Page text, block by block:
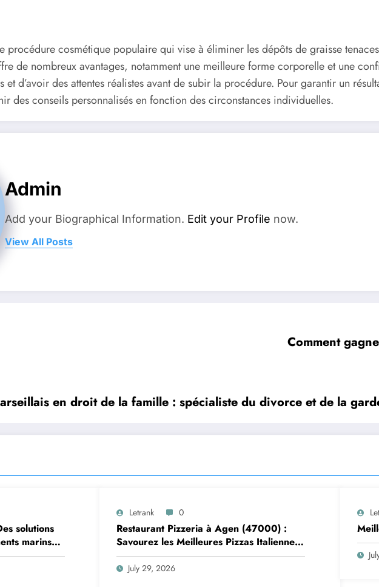
procédure cosmétique populaire qui vise à éliminer les dépôts de graisse
de nombreux avantages, notamment une meilleure forme corporelle et une
et d’avoir des attentes réalistes avant de subir la procédure. Pour garantir un
des conseils personnalisés en fonction des circonstances individuelles.
Admin
Add your Biographical Information. Edit your Profile now.
View All Posts
Comment
en droit de la famille : spécialiste du divorce et de la
solutions
marins
Letrank 0
Restaurant Pizzeria à Agen (47000) :
Savourez les Meilleures Pizzas Italiennes
chez Trattoria Pasta Pizza Brax
July 29, 2026